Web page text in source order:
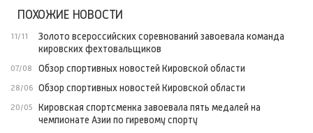
ПОХОЖИЕ НОВОСТИ
11/11
Золото всероссийских соревнований завоевала команда
кировских фехтовальщиков
07/08 Обзор спортивных новостей Кировской области
28/06 Обзор спортивных новостей Кировской области
20/05
Кировская спортсменка завоевала пять медалей на
чемпионате Азии по гиревому спорту